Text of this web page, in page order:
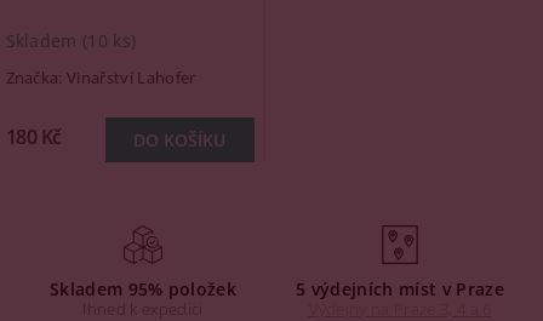
Skladem (10 ks)
Značka:Vinařství Lahofer
180 Kč
Skladem 95% položek
Ihned k expedici
5 výdejních míst v Praze